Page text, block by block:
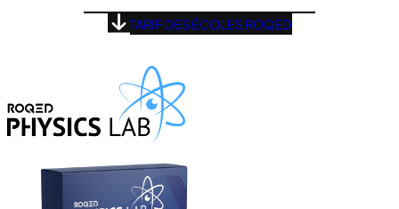
TARIF DES ÉCOLES ROQED